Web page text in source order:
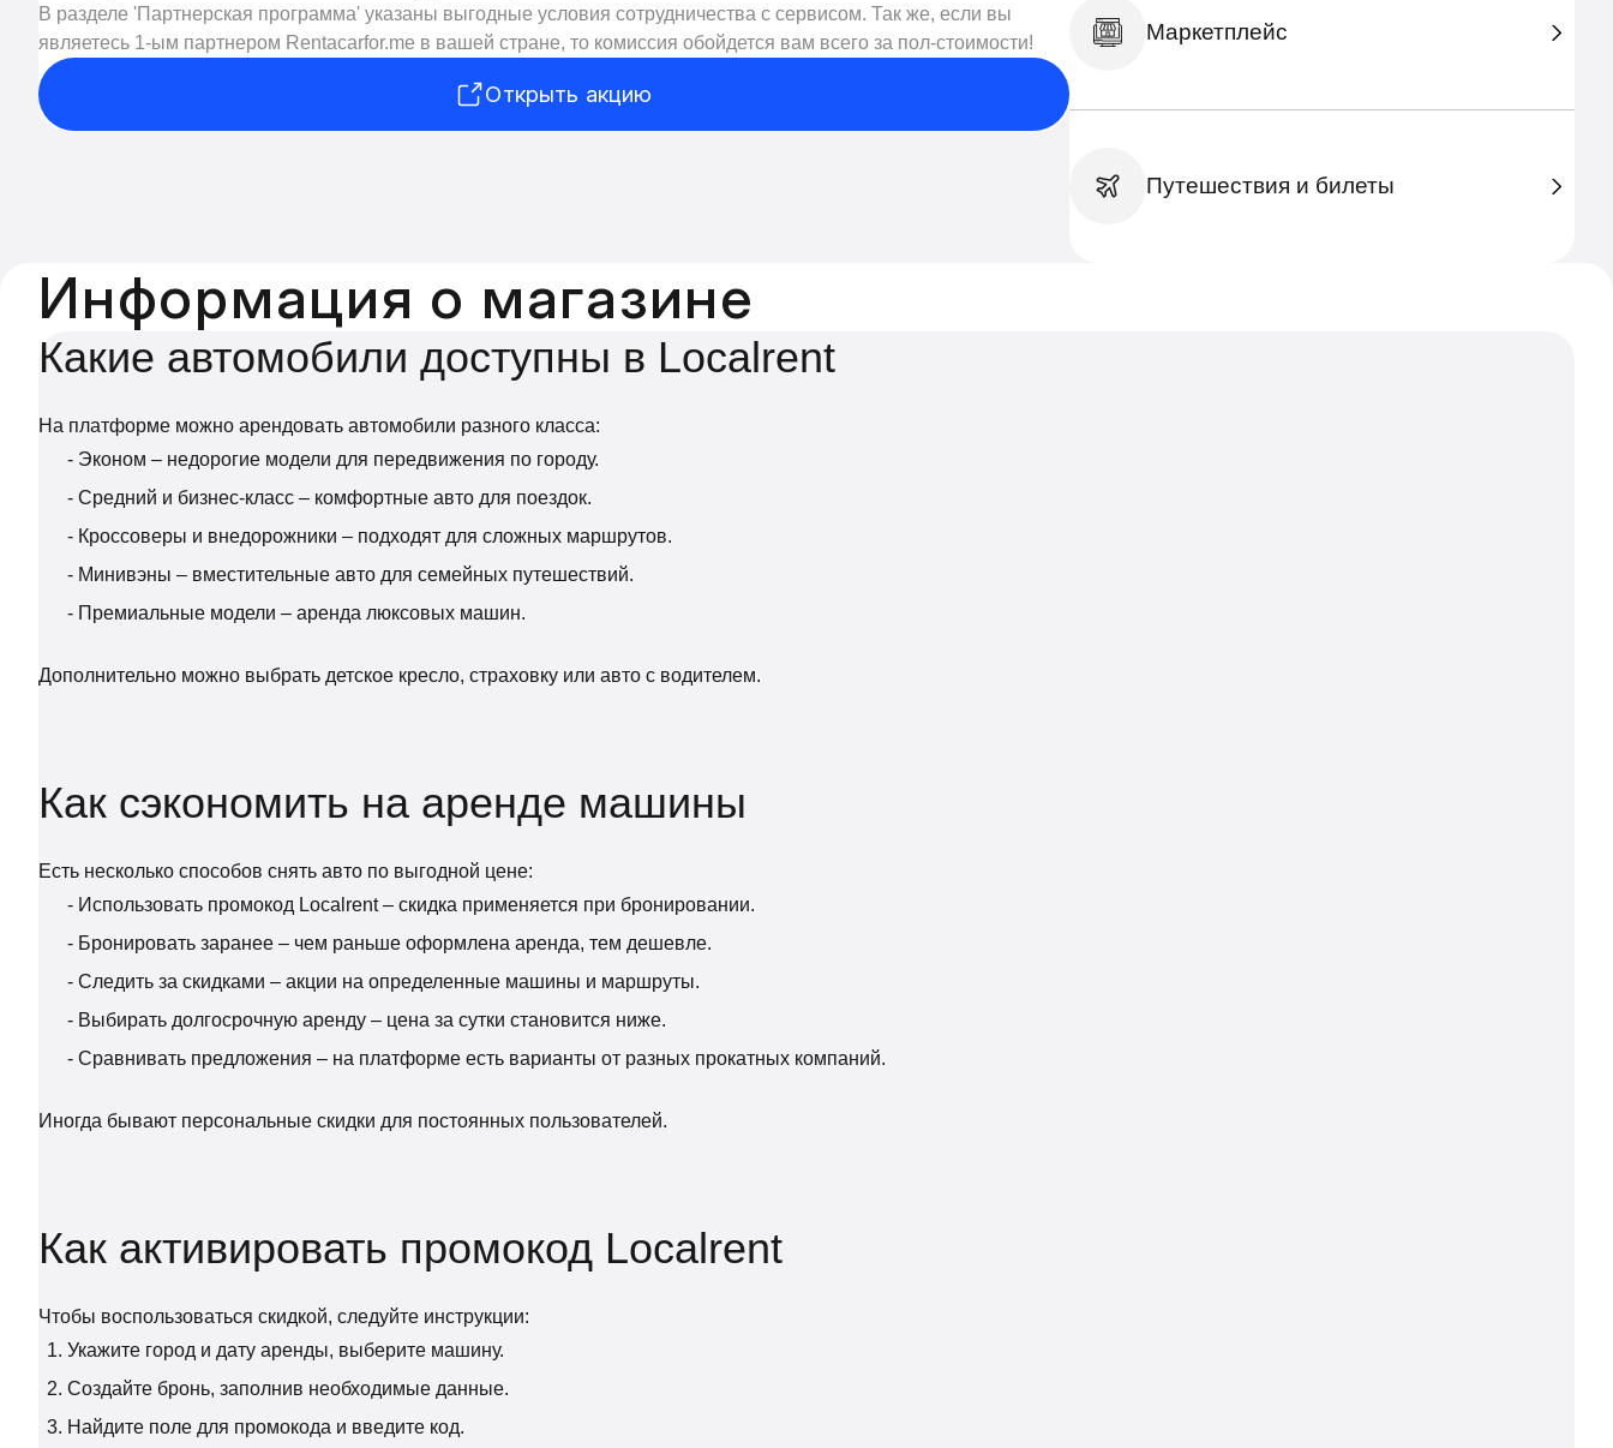
В разделе 'Партнерская программа' указаны выгодные условия сотрудничества с сервисом. Так же, если вы
являетесь 1-ым партнером Rentacarfor.me в вашей стране, то комиссия обойдется вам всего за пол-стоимости!
Открыть акцию
Маркетплейс
Путешествия и билеты
Информация о магазине
Какие автомобили доступны в Localrent
На платформе можно арендовать автомобили разного класса:
- Эконом – недорогие модели для передвижения по городу.
- Средний и бизнес-класс – комфортные авто для поездок.
- Кроссоверы и внедорожники – подходят для сложных маршрутов.
- Минивэны – вместительные авто для семейных путешествий.
- Премиальные модели – аренда люксовых машин.
Дополнительно можно выбрать детское кресло, страховку или авто с водителем.
Как сэкономить на аренде машины
Есть несколько способов снять авто по выгодной цене:
- Использовать промокод Localrent – скидка применяется при бронировании.
- Бронировать заранее – чем раньше оформлена аренда, тем дешевле.
- Следить за скидками – акции на определенные машины и маршруты.
- Выбирать долгосрочную аренду – цена за сутки становится ниже.
- Сравнивать предложения – на платформе есть варианты от разных прокатных компаний.
Иногда бывают персональные скидки для постоянных пользователей.
Как активировать промокод Localrent
Чтобы воспользоваться скидкой, следуйте инструкции:
Укажите город и дату аренды, выберите машину.
Создайте бронь, заполнив необходимые данные.
Найдите поле для промокода и введите код.